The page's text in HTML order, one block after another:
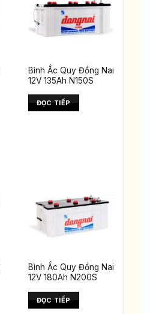
Bình Ắc Quy Đồng Nai
12V 135Ah N150S
ĐỌC TIẾP
Bình Ắc Quy Đồng Nai
12V 180Ah N200S
ĐỌC TIẾP